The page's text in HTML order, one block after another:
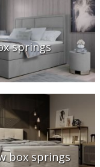
springs
box springs